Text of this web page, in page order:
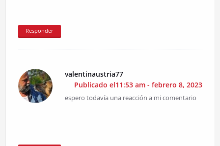
Responder
valentinaustria77
Publicado el11:53 am - febrero 8, 2023
espero todavía una reacción a mi comentario